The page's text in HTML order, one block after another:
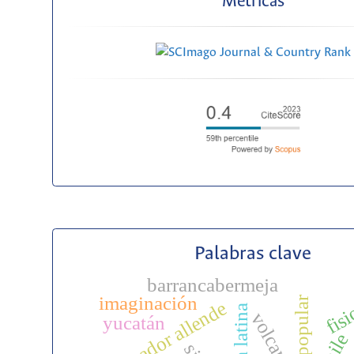
Palabras clave
barrancabermeja
imaginación
yucatán